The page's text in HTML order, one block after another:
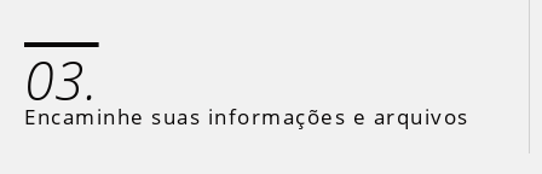
03.
Encaminhe suas informações e arquivos